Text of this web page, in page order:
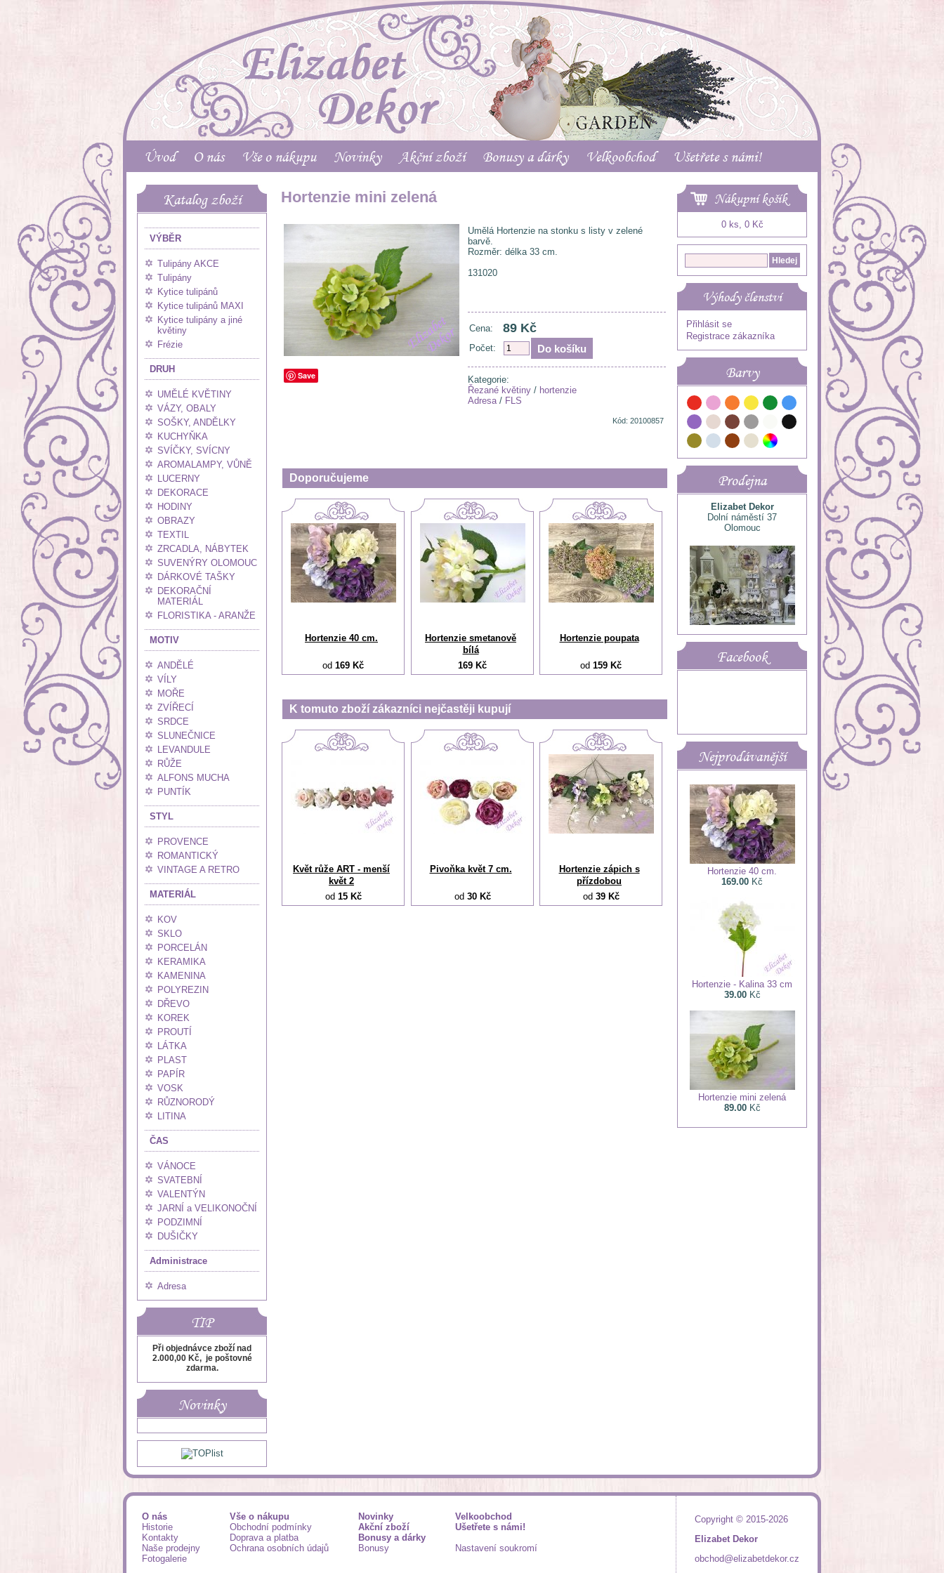
Úvod O nás Vše o nákupu Novinky Akční zboží Bonusy a dárky Velkoobchod Ušetřete s námi!
Katalog zboží
VÝBĚR
Tulipány AKCE
Tulipány
Kytice tulipánů
Kytice tulipánů MAXI
Kytice tulipány a jiné
květiny
Frézie
DRUH
UMĚLÉ KVĚTINY
VÁZY, OBALY
SOŠKY, ANDĚLKY
KUCHYŇKA
SVÍČKY, SVÍCNY
AROMALAMPY, VŮNĚ
LUCERNY
DEKORACE
HODINY
OBRAZY
TEXTIL
ZRCADLA, NÁBYTEK
SUVENÝRY OLOMOUC
DÁRKOVÉ TAŠKY
DEKORAČNÍ
MATERIÁL
FLORISTIKA - ARANŽE
MOTIV
ANDĚLÉ
VÍLY
MOŘE
ZVÍŘECÍ
SRDCE
SLUNEČNICE
LEVANDULE
RŮŽE
ALFONS MUCHA
PUNTÍK
STYL
PROVENCE
ROMANTICKÝ
VINTAGE A RETRO
MATERIÁL
KOV
SKLO
PORCELÁN
KERAMIKA
KAMENINA
POLYREZIN
DŘEVO
KOREK
PROUTÍ
LÁTKA
PLAST
PAPÍR
VOSK
RŮZNORODÝ
LITINA
ČAS
VÁNOCE
SVATEBNÍ
VALENTÝN
JARNÍ a VELIKONOČNÍ
PODZIMNÍ
DUŠIČKY
Administrace
Adresa
TIP
Při objednávce zboží nad
2.000,00 Kč, je poštovné
zdarma.
Novinky
Hortenzie mini zelená
Save
Umělá Hortenzie na stonku s listy v zelené
barvě.
Rozměr: délka 33 cm.
131020
Cena: 89 Kč
Počet:
Kategorie:
Řezané květiny / hortenzie
Adresa/ FLS
Kód: 20100857
Doporučujeme
Hortenzie 40 cm.
od 169 Kč
Hortenzie smetanově
bílá
169 Kč
Hortenzie poupata
od 159 Kč
K tomuto zboží zákazníci nejčastěji kupují
Květ růže ART - menší
květ 2
od 15 Kč
Pivoňka květ 7 cm.
od 30 Kč
Hortenzie zápich s
přízdobou
od 39 Kč
Nákupní košík
0 ks, 0 Kč
Výhody členství
Přihlásit se
Registrace zákazníka
Barvy
Prodejna
Elizabet Dekor
Dolní náměstí 37
Olomouc
Facebook
Nejprodávanější
Hortenzie 40 cm.
169.00 Kč
Hortenzie - Kalina 33 cm
39.00Kč
Hortenzie mini zelená
89.00Kč
Copyright © 2015-2026
Elizabet Dekor
obchod@elizabetdekor.cz
O nás
Historie
Kontakty
Naše prodejny
Fotogalerie
Vše o nákupu
Obchodní podmínky
Doprava a platba
Ochrana osobních údajů
Novinky
Akční zboží
Bonusy a dárky
Bonusy
Velkoobchod
Ušetřete s námi!
Nastavení soukromí